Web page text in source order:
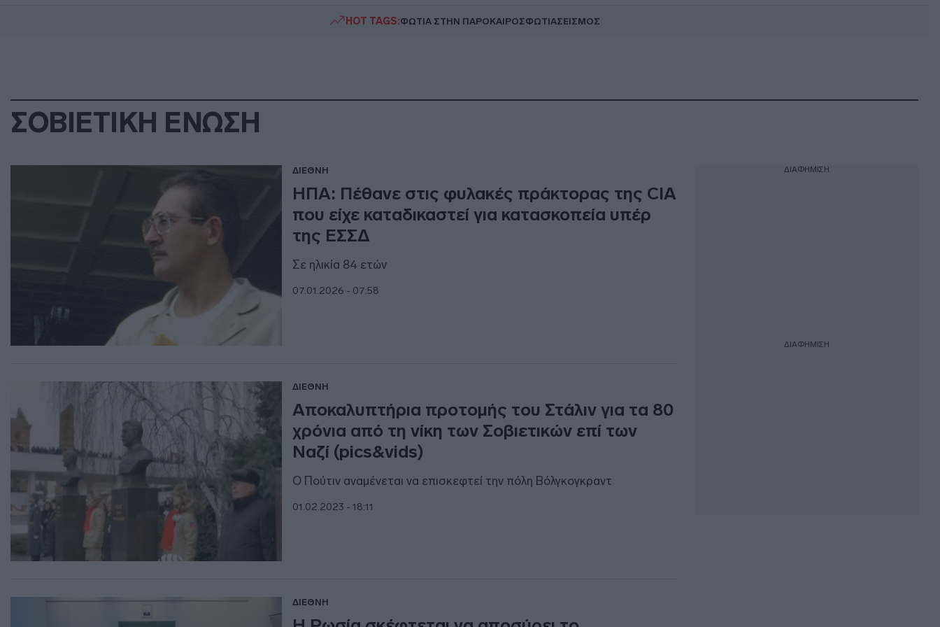
HOT TAGS:ΦΩΤΙΑ ΣΤΗΝ ΠΑΡΟΚΑΙΡΟΣΦΩΤΙΑΣΕΙΣΜΟΣ
ΣΟΒΙΕΤΙΚΗ ΕΝΩΣΗ
ΔΙΕΘΝΗ
ΗΠΑ: Πέθανε στις φυλακές πράκτορας της CIA
που είχε καταδικαστεί για κατασκοπεία υπέρ
της ΕΣΣΔ
Σε ηλικία 84 ετών
07.01.2026 - 07:58
ΔΙΕΘΝΗ
Αποκαλυπτήρια προτομής του Στάλιν για τα 80
χρόνια από τη νίκη των Σοβιετικών επί των
Ναζί (pics&vids)
Ο Πούτιν αναμένεται να επισκεφτεί την πόλη Βόλγκογκραντ
01.02.2023 - 18:11
ΔΙΕΘΝΗ
ΔΙΑΦΗΜΙΣΗ
ΔΙΑΦΗΜΙΣΗ